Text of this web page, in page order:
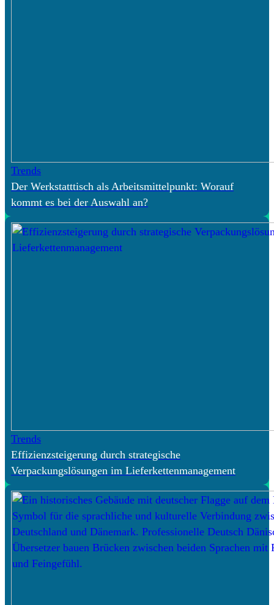
Trends
Der Werkstatttisch als Arbeitsmittelpunkt: Worauf
kommt es bei der Auswahl an?
Trends
Effizienzsteigerung durch strategische
Verpackungslösungen im Lieferkettenmanagement